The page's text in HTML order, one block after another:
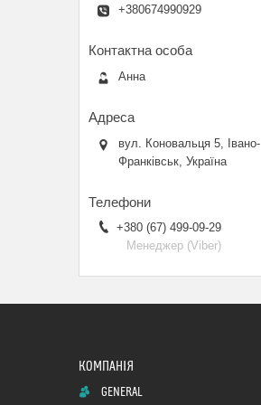
+380674990929
Анна
вул. Коновальця 5, Івано-
Франківськ, Україна
+380 (67) 499-09-29
Менеджер (Viber)
GENERAL